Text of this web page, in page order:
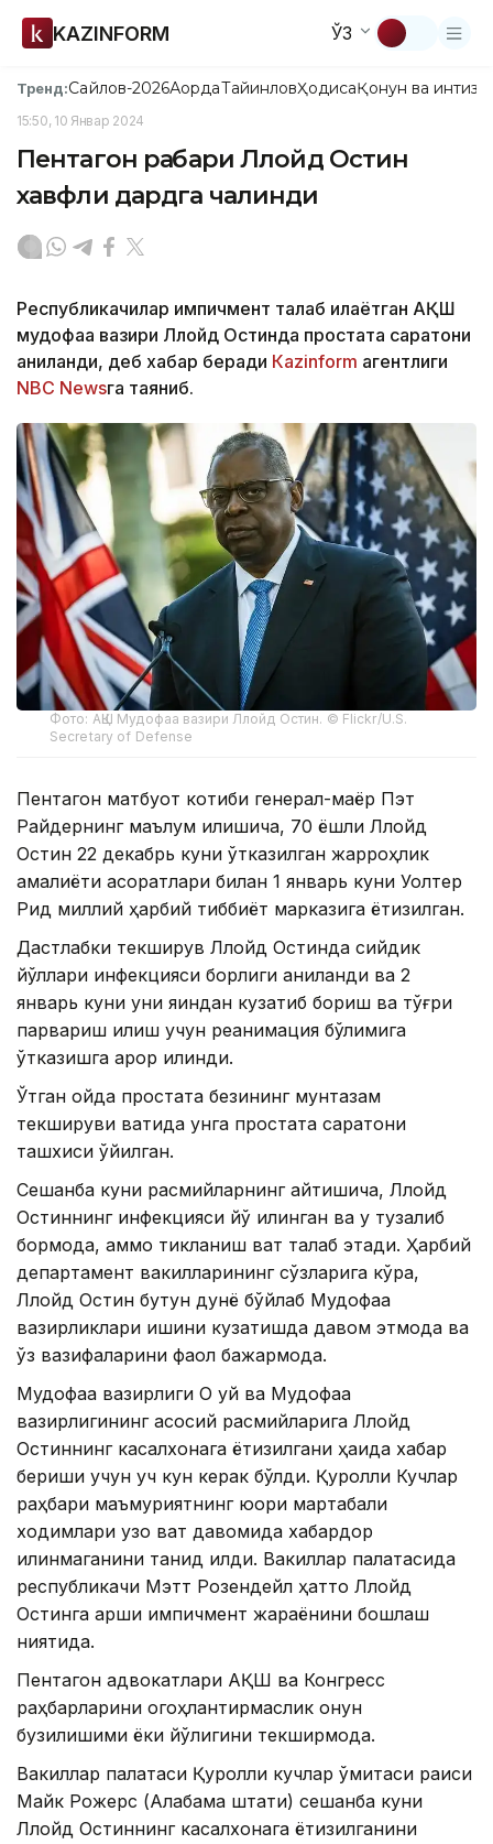
KAZINFORM ЎЗ
Тренд:Сайлов-2026АқордаТайинловҲодисаҚонун ва
15:50, 10 Январ 2024
Пентагон раҳбари Ллойд Остин
хавфли дардга чалинди
Республикачилар импичмент талаб қилаётган АҚШ
мудофаа вазири Ллойд Остинда простата саратони
аниқланди, деб хабар беради Каzinform агентлиги
NBC Newsга таяниб.
Фото: АҚШ Мудофаа вазири Ллойд Остин. © Flickr/U.S.
Secretary of Defense
Пентагон матбуот котиби генерал-маёр Пэт
Райдернинг маълум қилишича, 70 ёшли Ллойд
Остин 22 декабрь куни ўтказилган жарроҳлик
амалиёти асоратлари билан 1 январь куни Уолтер
Рид миллий ҳарбий тиббиёт марказига ётқизилган.
Дастлабки текширув Ллойд Остинда сийдик
йўллари инфекцияси борлиги аниқланди ва 2
январь куни уни яқиндан кузатиб бориш ва тўғри
парвариш қилиш учун реанимация бўлимига
ўтказишга қарор қилинди.
Ўтган ойда простата безининг мунтазам
текшируви вақтида унга простата саратони
ташхиси қўйилган.
Сешанба куни расмийларнинг айтишича, Ллойд
Остиннинг инфекцияси йўқ қилинган ва у тузалиб
бормоқда, аммо тикланиш вақт талаб этади. Ҳарбий
департамент вакилларининг сўзларига кўра,
Ллойд Остин бутун дунё бўйлаб Мудофаа
вазирликлари ишини кузатишда давом этмоқда ва
ўз вазифаларини фаол бажармоқда.
Мудофаа вазирлиги Оқ уй ва Мудофаа
вазирлигининг асосий расмийларига Ллойд
Остиннинг касалхонага ётқизилгани ҳақида хабар
бериши учун уч кун керак бўлди. Қуролли Кучлар
раҳбари маъмуриятнинг юқори мартабали
ходимлари узоқ вақт давомида хабардор
қилинмаганини танқид қилди. Вакиллар палатасида
республикачи Мэтт Розендейл ҳатто Ллойд
Остинга қарши импичмент жараёнини бошлаш
ниятида.
Пентагон адвокатлари АҚШ ва Конгресс
раҳбарларини огоҳлантирмаслик қонун
бузилишими ёки йўқлигини текширмоқда.
Вакиллар палатаси Қуролли кучлар қўмитаси раиси
Майк Рожерс (Алабама штати) сешанба куни
Ллойд Остиннинг касалхонага ётқизилганини